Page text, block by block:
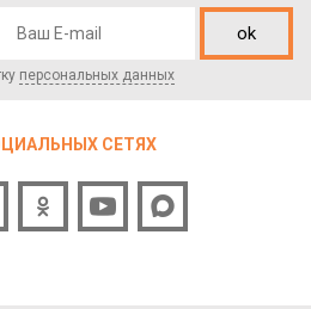
ok
персональных данных
СЕТЯХ